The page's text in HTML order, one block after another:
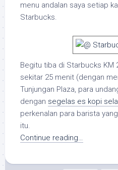
menu andalan saya setiap
Starbucks.
Begitu tiba di Starbucks KM
sekitar 25 menit (dengan
Tunjungan Plaza, para
dengan segelas es kopi
perkenalan para barista
itu.
Continue reading…